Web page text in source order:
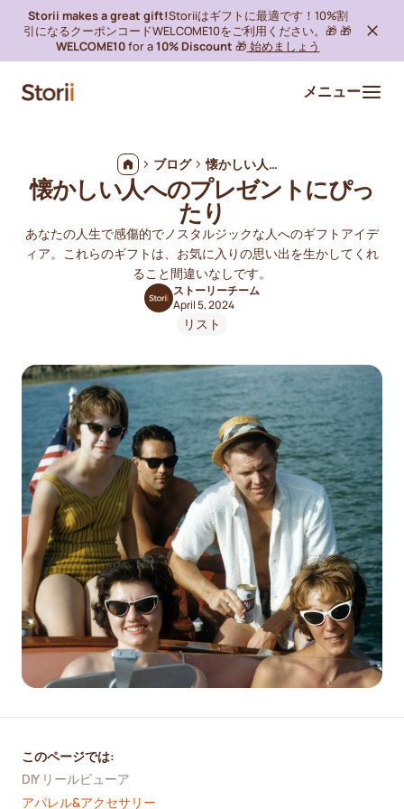
Storii makes a great gift!Storiiはギフトに最適です！10%割
引になるクーポンコードWELCOME10をご利用ください。🎁 🎁
WELCOME10for a10% Discount 🎁 始めましょう
メニュー
ブログ 懐かしい人へのプレゼントにぴったり
懐かしい人へのプレゼントにぴっ
たり
あなたの人生で感傷的でノスタルジックな人へのギフトアイデ
ィア。これらのギフトは、お気に入りの思い出を生かしてくれ
ること間違いなしです。
ストーリーチーム
April 5, 2024
リスト
このページでは:
DIY リールビューア
アパレル&アクセサリー